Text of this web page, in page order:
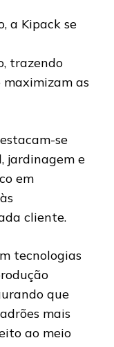
a Kipack se
trazendo
as
se
jardinagem e
em
cliente.
tecnologias
que
mais
ao meio